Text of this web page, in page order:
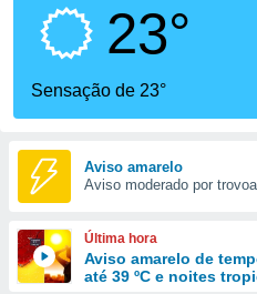
fornecidas
a este
das
e
forma
digital
23°
Sensação de 23°
Aviso amarelo
Aviso moderado por
Última hora
Aviso amarelo de
até 39 ºC e noites